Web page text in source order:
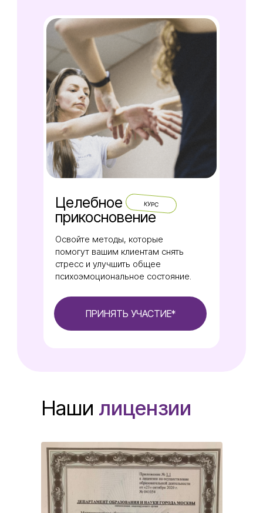
Целебное
прикосновение
Освойте методы, которые
помогут вашим клиентам снять
стресс и улучшить общее
психоэмоциональное состояние.
ПРИНЯТЬ УЧАСТИЕ*
КУРС
Наши лицензии